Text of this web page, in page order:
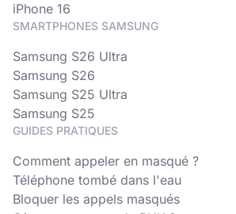
iPhone 16
SMARTPHONES SAMSUNG
Samsung S26 Ultra
Samsung S26
Samsung S25 Ultra
Samsung S25
GUIDES PRATIQUES
Comment appeler en masqué ?
Téléphone tombé dans l'eau
Bloquer les appels masqués